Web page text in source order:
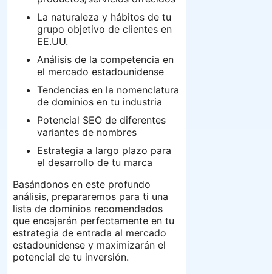
La naturaleza y hábitos de tu
grupo objetivo de clientes en
EE.UU.
Análisis de la competencia en
el mercado estadounidense
Tendencias en la nomenclatura
de dominios en tu industria
Potencial SEO de diferentes
variantes de nombres
Estrategia a largo plazo para
el desarrollo de tu marca
Basándonos en este profundo
análisis, prepararemos para ti una
lista de dominios recomendados
que encajarán perfectamente en tu
estrategia de entrada al mercado
estadounidense y maximizarán el
potencial de tu inversión.